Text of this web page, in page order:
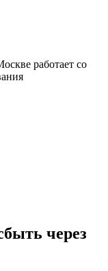
работает со
через